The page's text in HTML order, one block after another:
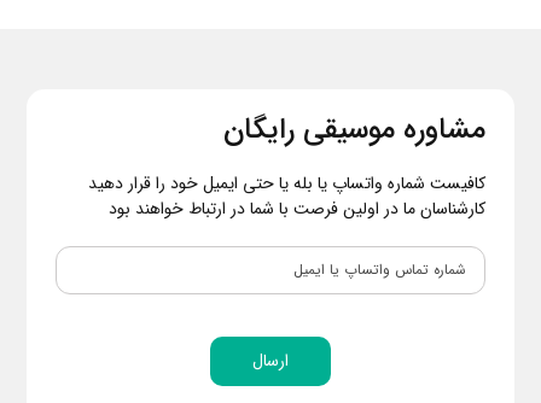
مشاوره موسیقی رایگان
کافیست شماره واتساپ یا بله یا حتی ایمیل خود را قرار دهید
کارشناسان ما در اولین فرصت با شما در ارتباط خواهند بود
ارسال